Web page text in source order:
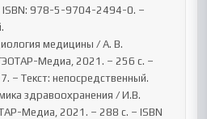
ISBN: 978-5-9704-2494-0. –
медицины / А. В.
Медиа, 2021. – 256 с. –
– Текст: непосредственный.
здравоохранения / И.В.
Медиа, 2021. – 288 с. – ISBN